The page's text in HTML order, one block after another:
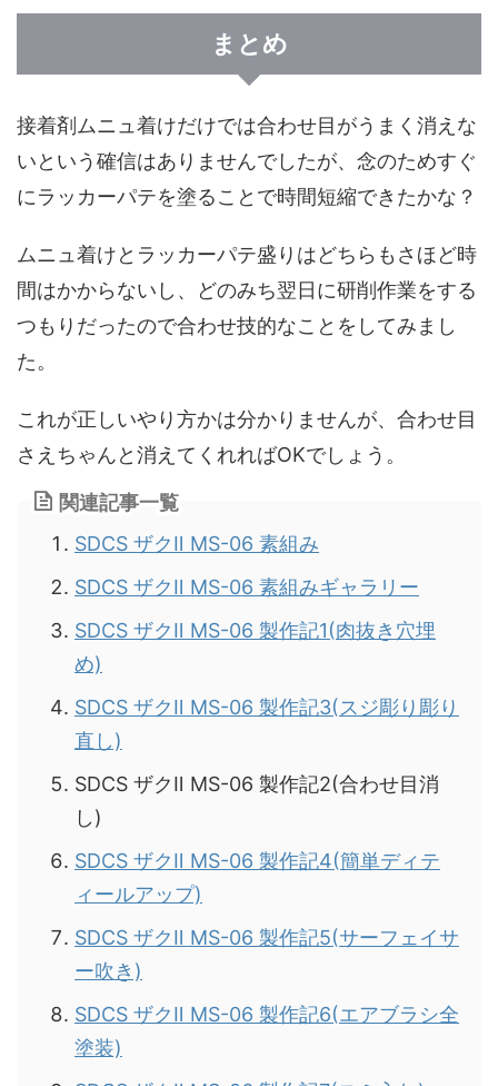
まとめ
接着剤ムニュ着けだけでは合わせ目がうまく消えな
いという確信はありませんでしたが、念のためすぐ
にラッカーパテを塗ることで時間短縮できたかな？
ムニュ着けとラッカーパテ盛りはどちらもさほど時
間はかからないし、どのみち翌日に研削作業をする
つもりだったので合わせ技的なことをしてみまし
た。
これが正しいやり方かは分かりませんが、合わせ目
さえちゃんと消えてくれればOKでしょう。
関連記事一覧
SDCS ザクⅡ MS-06 素組み
SDCS ザクⅡ MS-06 素組みギャラリー
SDCS ザクⅡ MS-06 製作記1(肉抜き穴埋
め)
SDCS ザクⅡ MS-06 製作記3(スジ彫り彫り
直し)
SDCS ザクⅡ MS-06 製作記2(合わせ目消
し)
SDCS ザクⅡ MS-06 製作記4(簡単ディテ
ィールアップ)
SDCS ザクⅡ MS-06 製作記5(サーフェイサ
ー吹き)
SDCS ザクⅡ MS-06 製作記6(エアブラシ全
塗装)